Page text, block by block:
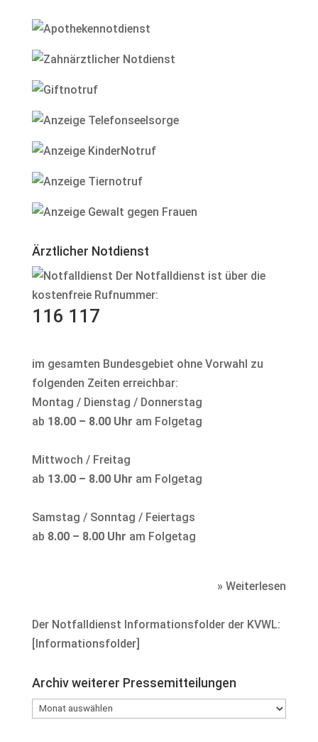
Ärztlicher Notdienst
Der Notfalldienst ist über die
kostenfreie Rufnummer:
116 117
im gesamten Bundesgebiet ohne Vorwahl zu
folgenden Zeiten erreichbar:
Montag / Dienstag / Donnerstag
ab 18.00 – 8.00 Uhr am Folgetag
Mittwoch / Freitag
ab 13.00 – 8.00 Uhr am Folgetag
Samstag / Sonntag / Feiertags
ab 8.00 – 8.00 Uhr am Folgetag
» Weiterlesen
Der Notfalldienst Informationsfolder der KVWL:
[Informationsfolder]
Archiv weiterer Pressemitteilungen
Archiv